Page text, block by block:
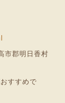
市郡明日香村
すすめで